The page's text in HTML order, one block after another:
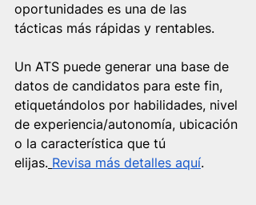
oportunidades es una de las
tácticas más rápidas y rentables.
Un ATS puede generar una base de
datos de candidatos para este fin,
etiquetándolos por habilidades, nivel
de experiencia/autonomía, ubicación
o la característica que tú
elijas. Revisa más detalles aquí.